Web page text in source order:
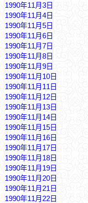
1990年11月3日
1990年11月4日
1990年11月5日
1990年11月6日
1990年11月7日
1990年11月8日
1990年11月9日
1990年11月10日
1990年11月11日
1990年11月12日
1990年11月13日
1990年11月14日
1990年11月15日
1990年11月16日
1990年11月17日
1990年11月18日
1990年11月19日
1990年11月20日
1990年11月21日
1990年11月22日